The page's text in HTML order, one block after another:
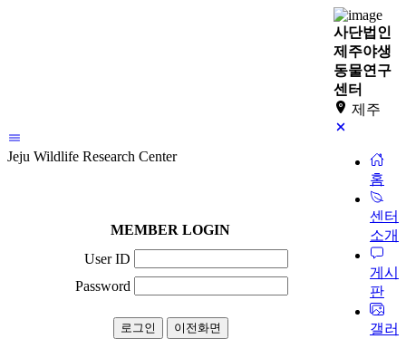
Jeju Wildlife Research Center
MEMBER LOGIN
User ID
Password
사단법인
제주야생
동물연구
센터
제주
홈
센터
소개
게시
판
갤러